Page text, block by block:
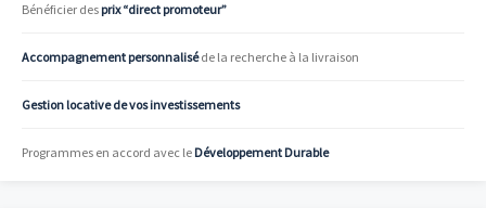
Bénéficier des prix “direct promoteur”
Accompagnement personnaliséde la recherche à la livraison
Gestion locative de vos investissements
Programmes en accord avec le Développement Durable